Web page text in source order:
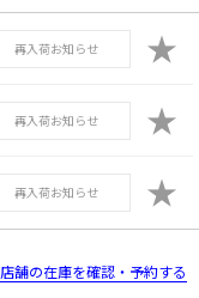
再入荷お知らせ ★
再入荷お知らせ ★
再入荷お知らせ ★
店舗の在庫を確認・予約する